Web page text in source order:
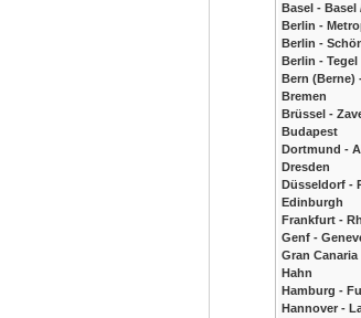
Basel -
Berlin -
Berlin -
Berlin - Tegel
Bern (Berne)
Bremen
Brüssel -
Budapest
Dortmund -
Dresden
Düsseldorf -
Edinburgh
Frankfurt -
Genf -
Gran Canaria
Hahn
Hamburg -
Hannover -